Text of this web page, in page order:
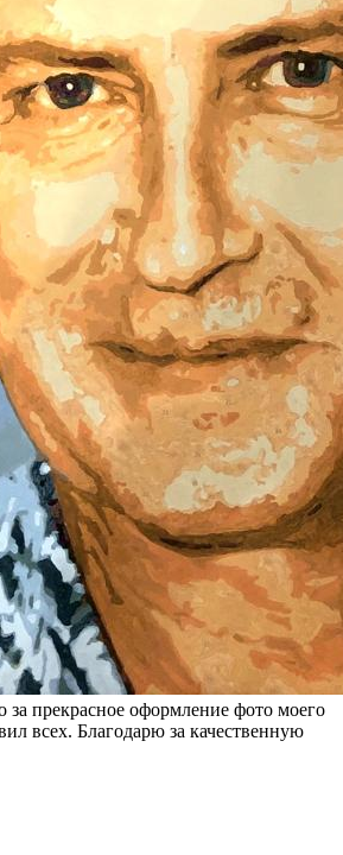
прекрасное оформление фото моего
всех. Благодарю за качественную